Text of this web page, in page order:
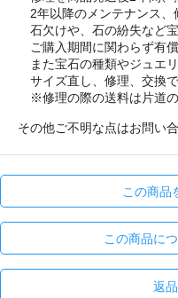
2年以降のメンテナンス、
石欠けや、石の紛失など
ご購入期間に関わらず有償
また宝石の種類やジュエ
サイズ直し、修理、交換
※修理の際の送料は片道の
その他ご不明な点はお問い
この商品
この商品に
返